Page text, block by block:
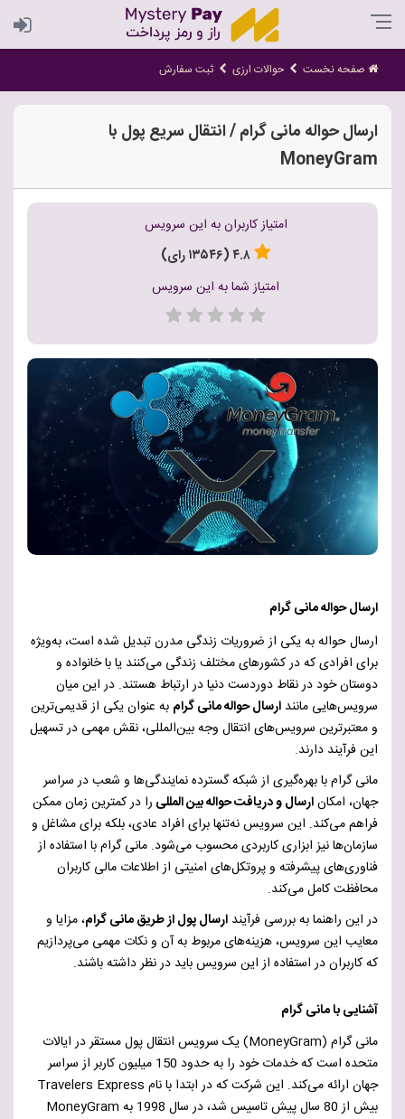
صفحه نخست حوالات ارزی ثبت سفارش
ارسال حواله مانی گرام / انتقال سریع پول با
MoneyGram
امتیاز کاربران به این سرویس
۴.۸ (۱۳۵۴۶ رای)
امتیاز شما به این سرویس
ارسال حواله مانی گرام
ارسال حواله به یکی از ضروریات زندگی مدرن تبدیل شده است، به‌ویژه
برای افرادی که در کشورهای مختلف زندگی می‌کنند یا با خانواده و
دوستان خود در نقاط دوردست دنیا در ارتباط هستند. در این میان
سرویس‌هایی مانند ارسال حواله مانی گرام به عنوان یکی از قدیمی‌ترین
و معتبرترین سرویس‌های انتقال وجه بین‌المللی، نقش مهمی در تسهیل
این فرآیند دارند.
مانی گرام با بهره‌گیری از شبکه گسترده نمایندگی‌ها و شعب در سراسر
جهان، امکانارسال و دریافت حواله بین المللی را در کمترین زمان ممکن
فراهم می‌کند. این سرویس نه‌تنها برای افراد عادی، بلکه برای مشاغل و
سازمان‌ها نیز ابزاری کاربردی محسوب می‌شود. مانی گرام با استفاده از
فناوری‌های پیشرفته و پروتکل‌های امنیتی از اطلاعات مالی کاربران
محافظت کامل می‌کند.
در این راهنما به بررسی فرآیند ارسال پول از طریق مانی گرام، مزایا و
معایب این سرویس، هزینه‌های مربوط به آن و نکات مهمی می‌پردازیم
که کاربران در استفاده از این سرویس باید در نظر داشته باشند.
آشنایی با مانی گرام
مانی گرام (MoneyGram) یک سرویس انتقال پول مستقر در ایالات
متحده است که خدمات خود را به حدود 150 میلیون کاربر از سراسر
جهان ارائه می‌کند. این شرکت که در ابتدا با نام Travelers Express
بیش از 80 سال پیش تاسیس شد، در سال 1998 به
MoneyGram